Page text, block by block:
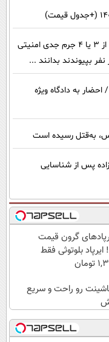
گفته‌های یک روحانی تندرو و ردپای بیش از ۳ یا ۴ جرم جدی امنیتی
به دادگاه ویژه
به‌قتل رسیده است
پس از شناسایی
گرون قیمت
بلوتوثی فقط
رو راحت و سریع